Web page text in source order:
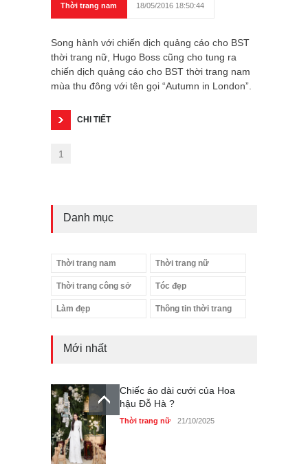
Thời trang nam 18/05/2016 18:50:44
Song hành với chiến dịch quảng cáo cho BST
thời trang nữ, Hugo Boss cũng cho tung ra
chiến dịch quảng cáo cho BST thời trang nam
mùa thu đông với tên gọi “Autumn in London”.
CHI TIẾT
1
Danh mục
Thời trang nam Thời trang nữ
Thời trang công sở Tóc đẹp
Làm đẹp Thông tin thời trang
Mới nhất
Chiếc áo dài cưới của Hoa
hậu Đỗ Hà ?
Thời trang nữ 21/10/2025